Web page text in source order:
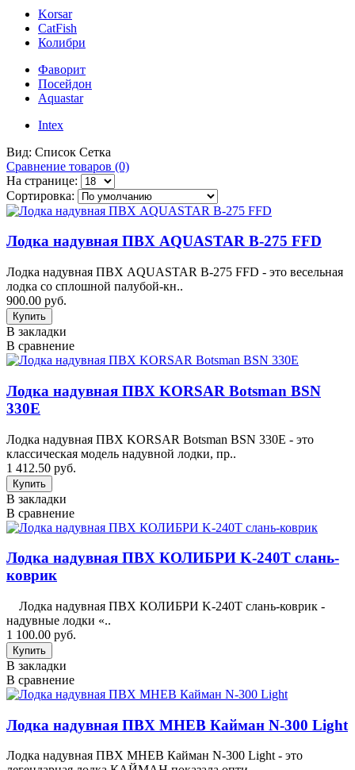
Korsar
CatFish
Колибри
Фаворит
Посейдон
Aquastar
Intex
Вид: Список Сетка
Сравнение товаров (0)
На странице:
Сортировка:
Лодка надувная ПВХ AQUASTAR B-275 FFD
Лодка надувная ПВХ AQUASTAR B-275 FFD - это весельная
лодка со сплошной палубой-кн..
900.00 руб.
В закладки
В сравнение
Лодка надувная ПВХ KORSAR Botsman BSN
330E
Лодка надувная ПВХ KORSAR Botsman BSN 330E - это
классическая модель надувной лодки, пр..
1 412.50 руб.
В закладки
В сравнение
Лодка надувная ПВХ КОЛИБРИ K-240T слань-
коврик
Лодка надувная ПВХ КОЛИБРИ K-240T слань-коврик -
надувные лодки «..
1 100.00 руб.
В закладки
В сравнение
Лодка надувная ПВХ МНЕВ Кайман N-300 Light
Лодка надувная ПВХ МНЕВ Кайман N-300 Light - это